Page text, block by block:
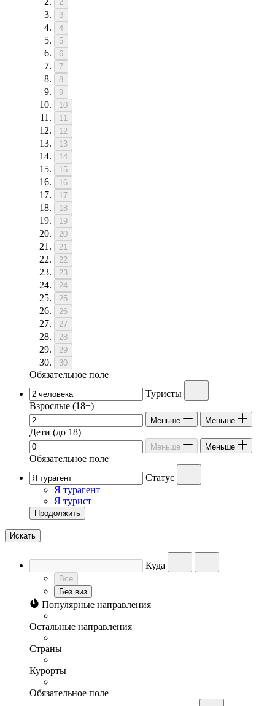
2
3
4
5
6
7
8
9
10
11
12
13
14
15
16
17
18
19
20
21
22
23
24
25
26
27
28
29
30
Обязательное поле
Туристы
Взрослые (18+)
Меньше Меньше
Дети (до 18)
Меньше Меньше
Обязательное поле
Статус
Я турагент
Я турист
Продолжить
Искать
Куда
Все
Без виз
Популярные направления
Остальные направления
Страны
Курорты
Обязательное поле